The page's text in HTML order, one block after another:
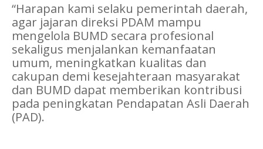
“Harapan kami selaku pemerintah daerah,
agar jajaran direksi PDAM mampu
mengelola BUMD secara profesional
sekaligus menjalankan kemanfaatan
umum, meningkatkan kualitas dan
cakupan demi kesejahteraan masyarakat
dan BUMD dapat memberikan kontribusi
pada peningkatan Pendapatan Asli Daerah
(PAD).